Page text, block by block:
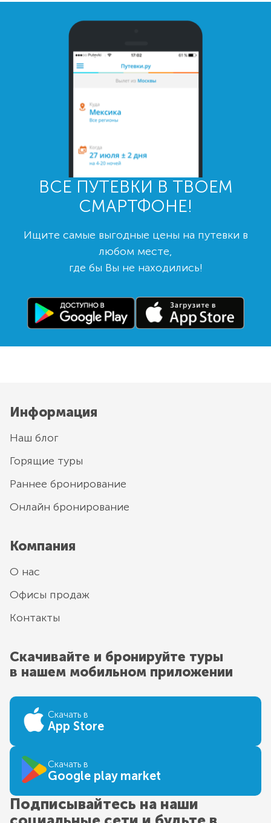
ВСЕ ПУТЕВКИ В ТВОЕМ
СМАРТФОНЕ!
Ищите самые выгодные цены на путевки в
любом месте,
где бы Вы не находились!
Информация
Наш блог
Горящие туры
Раннее бронирование
Онлайн бронирование
Компания
О нас
Офисы продаж
Контакты
Скачивайте и бронируйте туры
в нашем мобильном приложении
Скачать в
App Store
Скачать в
Google play market
Подписывайтесь на наши